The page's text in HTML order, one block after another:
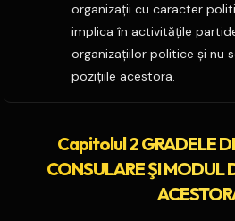
organizaţii cu caracter
implica în activităţile
organizaţiilor politice şi nu
poziţiile acestora.
Capitolul 2 GRADELE
CONSULARE ŞI MODUL